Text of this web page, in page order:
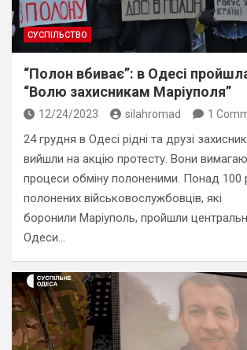
СУСПІЛЬСТВО
“Полон вбиває”: в Одесі
“Волю захисникам Маріуполя”
12/24/2023 silahromad 1
24 грудня в Одесі рідні та друзі
вийшли на акцію протесту. Вони
процеси обміну полоненими. Понад 100
полонених військовослужбовців, які
боронили Маріуполь, пройшли
Одеси…